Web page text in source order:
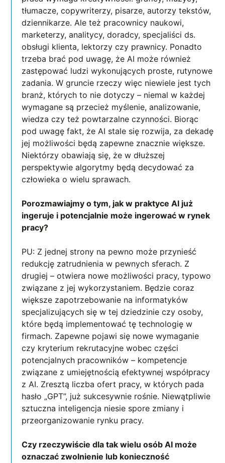
tłumacze, copywriterzy, pisarze, autorzy tekstów,
dziennikarze. Ale też pracownicy naukowi,
marketerzy, analitycy, doradcy, specjaliści ds.
obsługi klienta, lektorzy czy prawnicy. Ponadto
trzeba brać pod uwagę, że AI może również
zastępować ludzi wykonujących proste, rutynowe
zadania. W gruncie rzeczy więc niewiele jest tych
branż, których to nie dotyczy – niemal w każdej
wymagane są przecież myślenie, analizowanie,
wiedza czy też powtarzalne czynności. Biorąc
pod uwagę fakt, że AI stale się rozwija, za dekadę
jej możliwości będą zapewne znacznie większe.
Niektórzy obawiają się, że w dłuższej
perspektywie algorytmy będą decydować za
człowieka o wielu sprawach.
Porozmawiajmy o tym, jak w praktyce AI już
ingeruje i potencjalnie może ingerować w rynek
pracy?
PU: Z jednej strony na pewno może przynieść
redukcję zatrudnienia w pewnych sferach. Z
drugiej – otwiera nowe możliwości pracy, typowo
związane z jej wykorzystaniem. Będzie coraz
większe zapotrzebowanie na informatyków
specjalizujących się w tej dziedzinie czy osoby,
które będą implementować tę technologię w
firmach. Zapewne pojawi się nowe wymaganie
czy kryterium rekrutacyjne wobec części
potencjalnych pracowników – kompetencje
związane z umiejętnością efektywnej współpracy
z AI. Zresztą liczba ofert pracy, w których pada
hasło „GPT”, już sukcesywnie rośnie. Niewątpliwie
sztuczna inteligencja niesie spore zmiany i
przeorganizowanie rynku pracy.
Czy rzeczywiście dla tak wielu osób AI może
oznaczać zwolnienie lub konieczność